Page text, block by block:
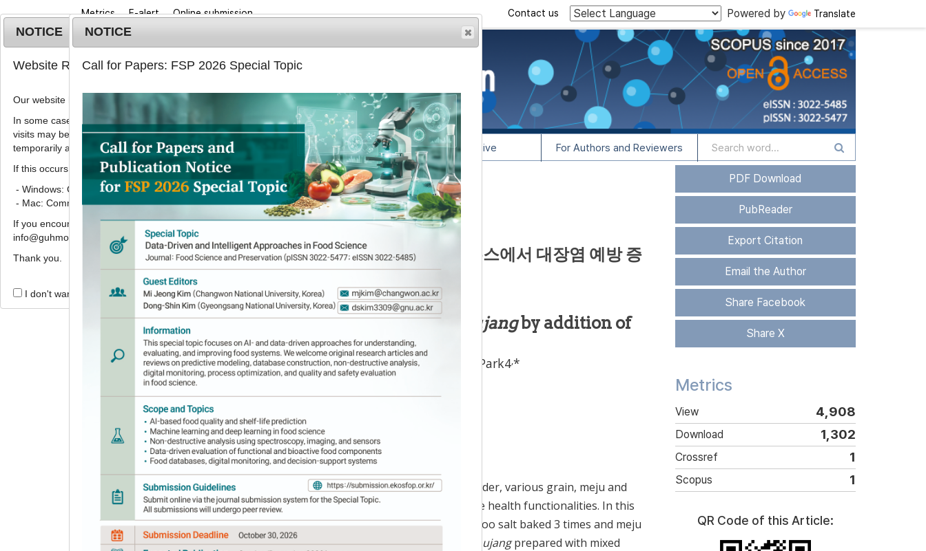
Metrics E-alert Online submission Powered by Translate
Contact us
Home Journal Info Article Archive For Authors and Reviewers
2017 24(8):1188-1194
pISSN: 1738-7248, eISSN: 2287-7428
DOI:https://doi.org/10.11002/kjfp.2017.24.8.1188
연구노트
Lactobacillus plantarum첨가 고추장의 C57BL/6 마우스에서 대장염 예방 증
진효과
1,허주희2,임양이3,주재현4,박건영4,*
Improvement of colitis preventive effects ofGochujangby addition of
Lactobacillus plantarumon C57BL/6 mice
Eui-Seong Park1,Ju-Hee Heo2,Yaung-Iee Lim3,Jaehyun Ju4,Kun-Young Park4,*
Author Information & Copyright▼
Nov 20, 2017; Revised:Dec 7, 2017; Accepted:
Gochujang
, a traditional Korean food, is fermented by mixing red pepper powder, various grain, meju and
salt. Changes in the kind of ingredients and fermentation method could increase health functionalities. In this
study, in vivo anti-colitis effects ofgochujangprepared with mixed grains, bamboo salt baked 3 times and meju
starters on DSS-induced colitis in C57BL/6 mice were studied. We prepared
gochujangprepared with mixed
PDF Download
PubReader
Export Citation
Email the Author
Share Facebook
Share X
Metrics
View 4,908
Download 1,302
Crossref 1
Scopus 1
QR Code of this Article:
NOTICE
Website Renewal Notice
Our website has recently been renewed.
In some cases, images, CSS files, or other settings saved in your browser from previous
visits may be reused instead of downloading the latest files. As a result, some pages may
temporarily appear incorrectly or may not display properly.
If this occurs, please perform a hard refresh.
- Windows: Ctrl + F5
- Mac: Command + Shift + R
If you encounter any errors or difficulties while using the website, please contact us at
info@guhmok.com.
Thank you.
I don't want to open this window for a day.
NOTICE
Call for Papers: FSP 2026 Special Topic